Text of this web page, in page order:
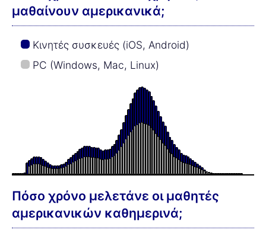
μαθαίνουν αμερικανικά;
Κινητές συσκευές (iOS, Android)
PC (Windows, Mac, Linux)
Πόσο χρόνο μελετάνε οι μαθητές
αμερικανικών καθημερινά;